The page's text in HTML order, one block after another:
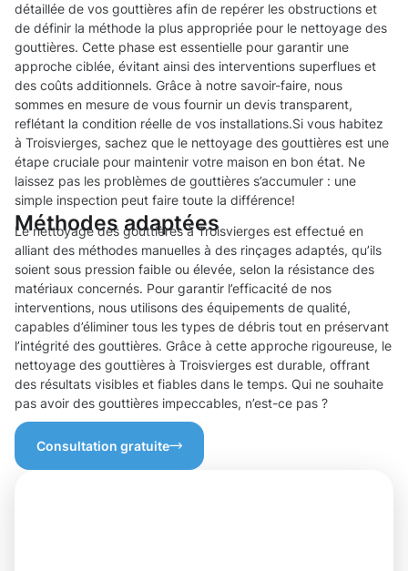
détaillée de vos gouttières afin de repérer les obstructions et
de définir la méthode la plus appropriée pour le nettoyage des
gouttières. Cette phase est essentielle pour garantir une
approche ciblée, évitant ainsi des interventions superflues et
des coûts additionnels. Grâce à notre savoir-faire, nous
sommes en mesure de vous fournir un devis transparent,
reflétant la condition réelle de vos installations.Si vous habitez
à Troisvierges, sachez que le nettoyage des gouttières est une
étape cruciale pour maintenir votre maison en bon état. Ne
laissez pas les problèmes de gouttières s’accumuler : une
simple inspection peut faire toute la différence!
Méthodes adaptées
Le nettoyage des gouttières à Troisvierges est effectué en
alliant des méthodes manuelles à des rinçages adaptés, qu’ils
soient sous pression faible ou élevée, selon la résistance des
matériaux concernés. Pour garantir l’efficacité de nos
interventions, nous utilisons des équipements de qualité,
capables d’éliminer tous les types de débris tout en préservant
l’intégrité des gouttières. Grâce à cette approche rigoureuse, le
nettoyage des gouttières à Troisvierges est durable, offrant
des résultats visibles et fiables dans le temps. Qui ne souhaite
pas avoir des gouttières impeccables, n’est-ce pas ?
Consultation gratuite